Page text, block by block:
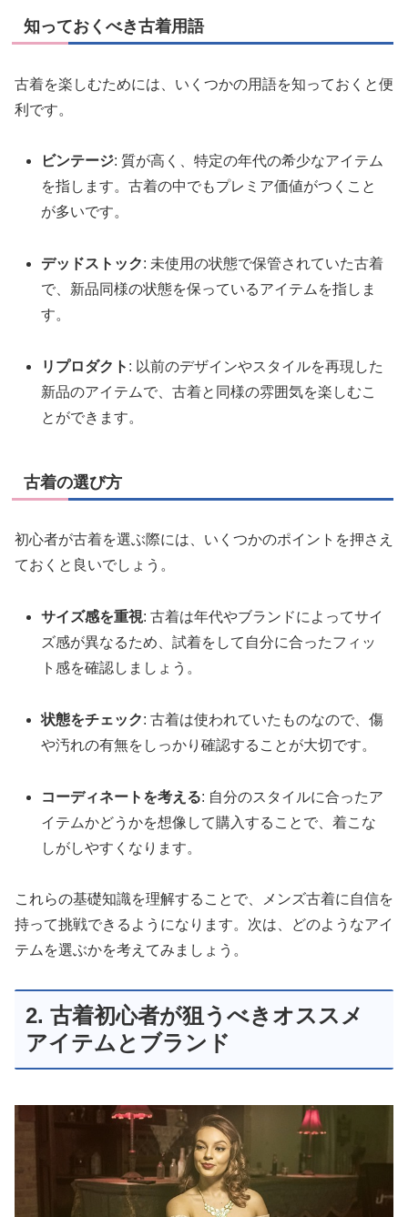
知っておくべき古着用語
古着を楽しむためには、いくつかの用語を知っておくと便
利です。
ビンテージ: 質が高く、特定の年代の希少なアイテム
を指します。古着の中でもプレミア価値がつくこと
が多いです。
デッドストック: 未使用の状態で保管されていた古着
で、新品同様の状態を保っているアイテムを指しま
す。
リプロダクト : 以前のデザインやスタイルを再現した
新品のアイテムで、古着と同様の雰囲気を楽しむこ
とができます。
古着の選び方
初心者が古着を選ぶ際には、いくつかのポイントを押さえ
ておくと良いでしょう。
サイズ感を重視: 古着は年代やブランドによってサイ
ズ感が異なるため、試着をして自分に合ったフィッ
ト感を確認しましょう。
状態をチェック: 古着は使われていたものなので、傷
や汚れの有無をしっかり確認することが大切です。
コーディネートを考える: 自分のスタイルに合ったア
イテムかどうかを想像して購入することで、着こな
しがしやすくなります。
これらの基礎知識を理解することで、メンズ古着に自信を
持って挑戦できるようになります。次は、どのようなアイ
テムを選ぶかを考えてみましょう。
2. 古着初心者が狙うべきオススメ
アイテムとブランド